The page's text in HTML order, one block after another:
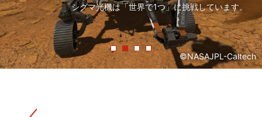
シグマ光機は「光」で社会に貢献しています。
シグマ光機は「世界で1つ」に挑戦しています。
©NASAJPL-Caltech
シグマ光機は「光」で解決する企業です。
常に「挑戦」をしていく、それが私たちシグマ光機です。